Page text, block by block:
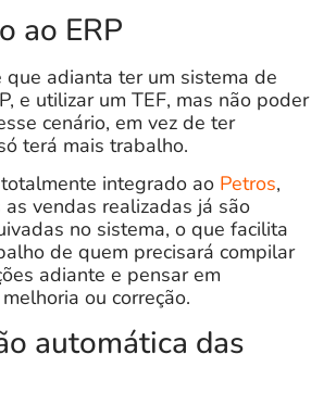
ao ERP
que adianta ter um sistema de
e utilizar um TEF, mas não poder
cenário, em vez de ter
terá mais trabalho.
integrado ao Petros,
vendas realizadas já são
no sistema, o que facilita
de quem precisará compilar
adiante e pensar em
ou correção.
automática das